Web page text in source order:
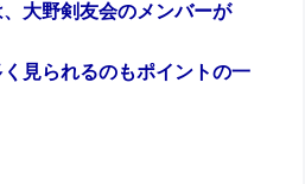
大野剣友会のメンバーが
見られるのもポイントの一